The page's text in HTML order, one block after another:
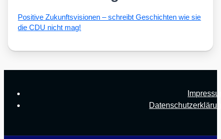
Posi­ti­ve Zukunfts­vi­sio­nen – schreibt Geschich­ten wie sie
die CDU nicht mag!